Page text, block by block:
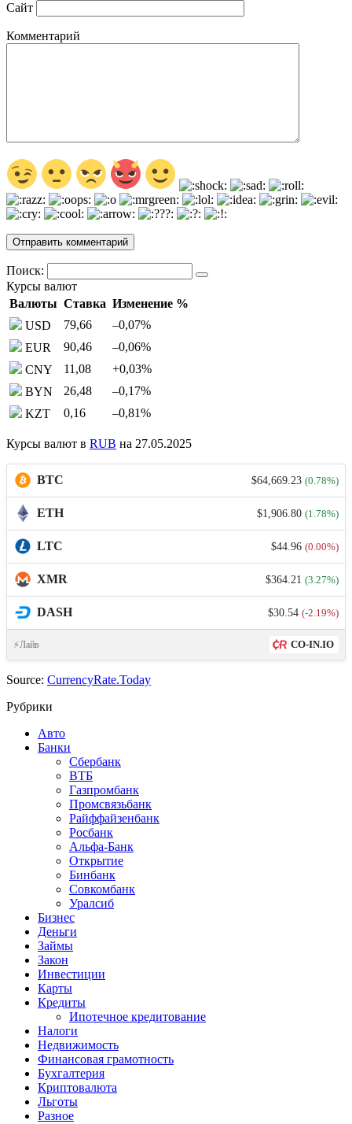
Сайт
Комментарий
Поиск:
Курсы валют
Валюты Ставка Изменение %
USD
79,66 –0,07%
EUR
90,46 –0,06%
CNY
11,08 +0,03%
BYN
26,48 –0,17%
KZT
0,16 –0,81%
Курсы валют в RUB на 27.05.2025
BTC $64,669.23 (0.78%)
ETH $1,906.80 (1.78%)
LTC $44.96 (0.00%)
XMR $364.21 (3.27%)
DASH $30.54 (-2.19%)
⚡Лайв CO-IN.IO
Source: CurrencyRate.Today
Рубрики
Авто
Банки
Сбербанк
ВТБ
Газпромбанк
Промсвязьбанк
Райффайзенбанк
Росбанк
Альфа-Банк
Открытие
Бинбанк
Совкомбанк
Уралсиб
Бизнес
Деньги
Займы
Закон
Инвестиции
Карты
Кредиты
Ипотечное кредитование
Налоги
Недвижимость
Финансовая грамотность
Бухгалтерия
Криптовалюта
Льготы
Разное